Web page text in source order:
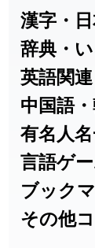
2026-08-06
2026-08-06
2026-08-06
2026-08-
2026-08-06
2026-08-06
2026-08-
漢字・
漢字の
練習など
漢字の
辞典・
部首・
名・駅名
英語関連
カタカ
号、リス
カタ
中国語
中国語の
入力など
手
有名人
海外セレ
海外
言語ゲ
四字熟語
み
ブック
ブラウザ
その他